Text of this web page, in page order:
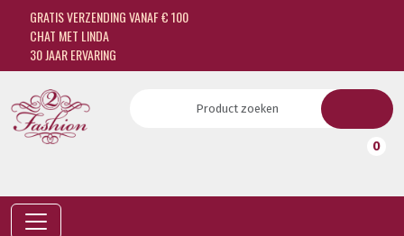
GRATIS VERZENDING VANAF € 100
CHAT MET LINDA
30 JAAR ERVARING
0